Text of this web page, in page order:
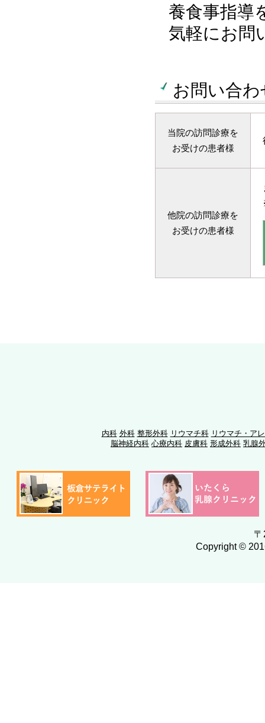
養食事指導
気軽にお問
お問い合わ
当院の訪問診療を
お受けの患者様
他院の訪問診療を
お受けの患者様
内科 外科 整形外科 リウマチ科 リウマチ・ア
脳神経内科 心療内科 皮膚科 形成外科 乳腺
Copyright ©